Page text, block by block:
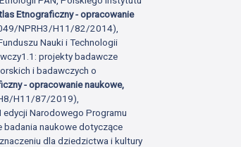
Etnograficzny - opracowanie
NPRH3/H11/82/2014),
Nauki i Technologii
projekty badawcze
i badawczych o
- opracowanie naukowe,
H11/87/2019),
Narodowego Programu
badania naukowe dotyczące
dla dziedzictwa i kultury